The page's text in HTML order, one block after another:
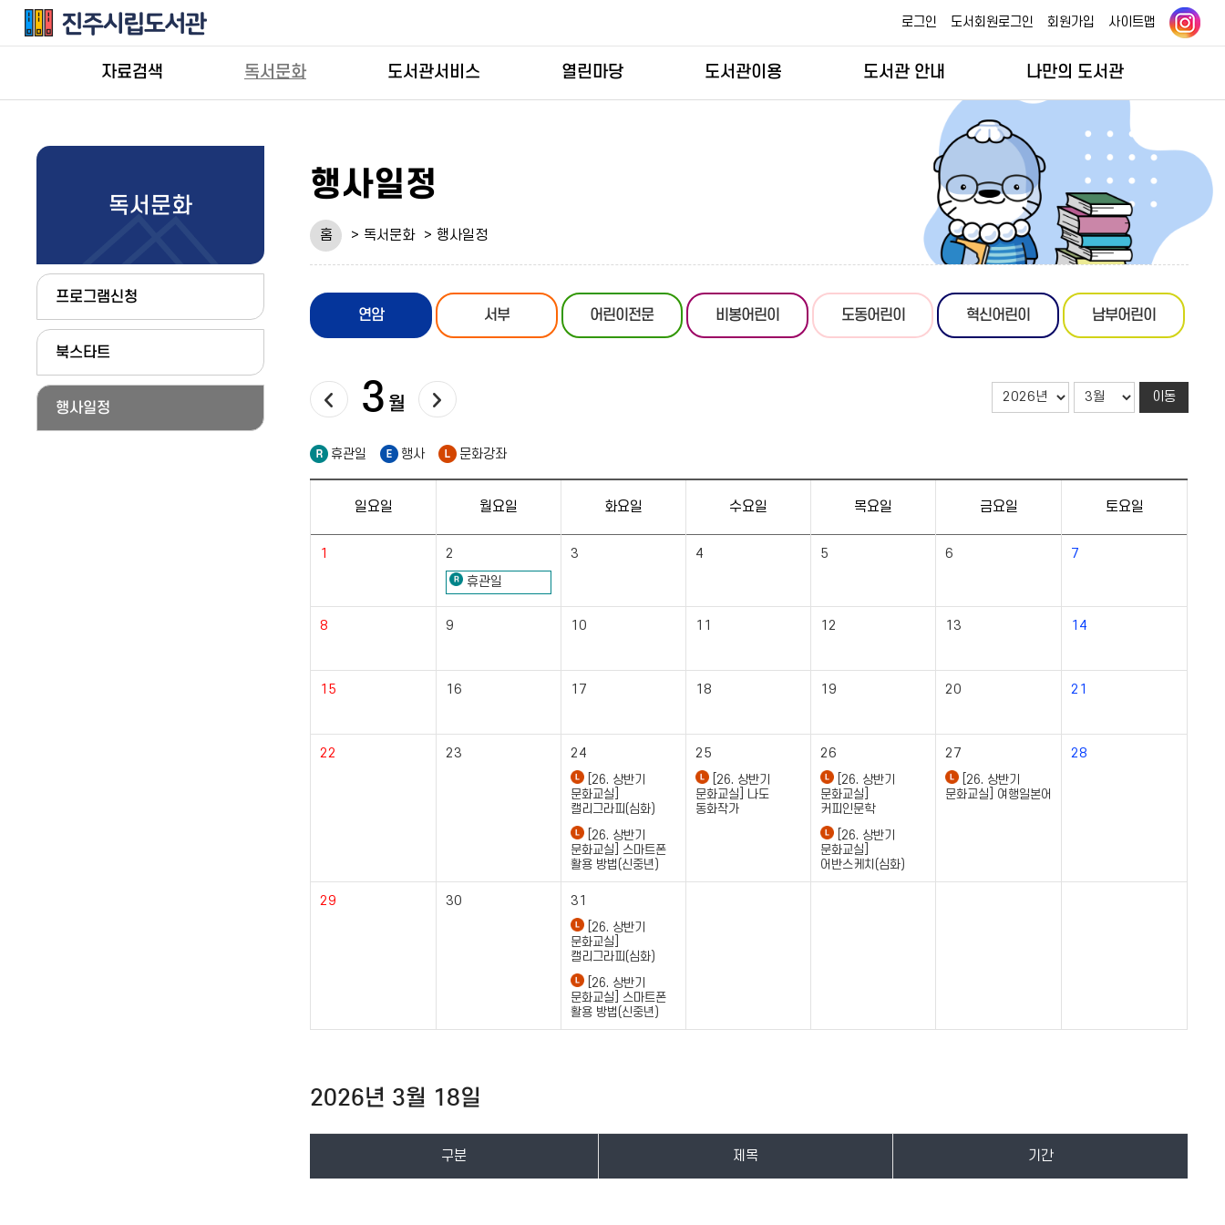
자료검색 독서문화 도서관서비스 열린마당 도서관이용 도서관 안내 나만의 도서관
로그인 도서회원로그인 회원가입 사이트맵
행사일정
홈 독서문화 행사일정
독서문화
프로그램신청
북스타트
행사일정
연암 서부 어린이전문 비봉어린이 도동어린이 혁신어린이 남부어린이
3월
다음달
휴관일 행사 문화강좌
이동
일요일 월요일 화요일 수요일 목요일 금요일 토요일
1
2
휴관일
3 4 5 6 7
8 9 10 11 12 13 14
15 16 17 18 19 20 21
22 23 24
[26. 상반기
문화교실]
캘리그라피(심화)
[26. 상반기
문화교실] 스마트폰
활용 방법(신중년)
25
[26. 상반기
문화교실] 나도
동화작가
26
[26. 상반기
문화교실]
커피인문학
[26. 상반기
문화교실]
어반스케치(심화)
27
[26. 상반기
문화교실] 여행일본어
28
29 30 31
[26. 상반기
문화교실]
캘리그라피(심화)
[26. 상반기
문화교실] 스마트폰
활용 방법(신중년)
2026년 3월 18일
구분 제목 기간